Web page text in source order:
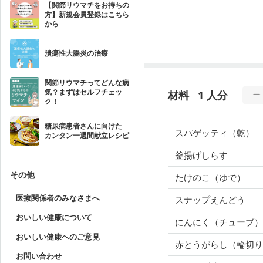
【関節リウマチをお持ちの
方】新規会員登録はこちら
から
潰瘍性大腸炎の治療
関節リウマチってどんな病
気？まずはセルフチェッ
ク！
糖尿病患者さんに向けた
カンタン一週間献立レシピ
その他
医療関係者のみなさまへ
おいしい健康について
おいしい健康へのご意見
お問い合わせ
材料 1 人分
スパゲッティ（乾）
釜揚げしらす
たけのこ（ゆで）
スナップえんどう
にんにく（チューブ）
赤とうがらし（輪切